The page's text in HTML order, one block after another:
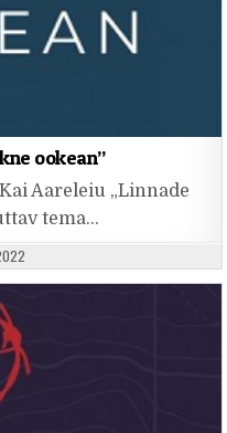
ookean”
Aareleiu „Linnade
tema…